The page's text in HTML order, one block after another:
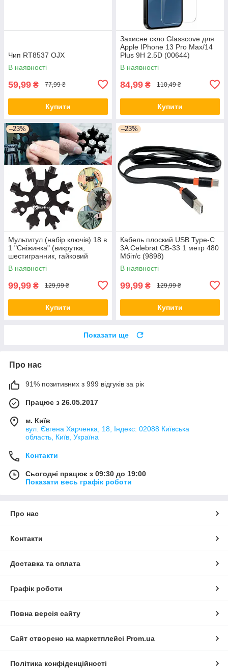
Чип RT8537 OJX
В наявності
59,99 ₴ 77,99 ₴
Купити
Захисне скло Glasscove для
Apple IPhone 13 Pro Max/14
Plus 9H 2.5D (00644)
В наявності
84,99 ₴ 110,49 ₴
Купити
–23%
Мультитул (набір ключів) 18 в
1 "Сніжинка" (викрутка,
шестигранник, гайковий
ключ) Black (5626)
В наявності
99,99 ₴ 129,99 ₴
Купити
–23%
Кабель плоский USB Type-C
3A Celebrat CB-33 1 метр 480
Мбіт/с (9898)
В наявності
99,99 ₴ 129,99 ₴
Купити
Показати ще
Про нас
91% позитивних з 999 відгуків за рік
Працює з 26.05.2017
м. Київ
вул. Євгена Харченка, 18, Індекс: 02088 Київська
область, Київ, Україна
Контакти
Сьогодні працює з 09:30 до 19:00
Показати весь графік роботи
Про нас
Контакти
Доставка та оплата
Графік роботи
Повна версія сайту
Сайт створено на маркетплейсі Prom.ua
Політика конфіденційності